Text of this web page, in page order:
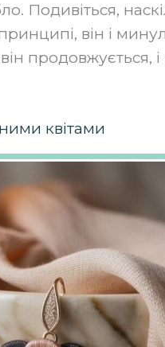
Подивіться,
він і
продовжується,
квітами